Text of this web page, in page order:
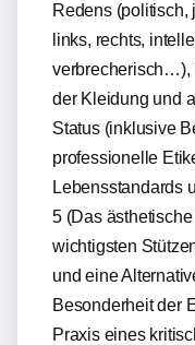
Redens (politisch,
links, rechts,
verbrecherisch…),
der Kleidung und
Status (inklusive
professionelle
Lebensstandards
5 (Das
wichtigsten
und eine
Besonderheit der
Praxis eines